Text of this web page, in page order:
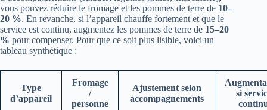
vous pouvez réduire le fromage et les pommes de terre de 10–
20 %. En revanche, si l’appareil chauffe fortement et que le
service est continu, augmentez les pommes de terre de 15–20
% pour compenser. Pour que ce soit plus lisible, voici un
tableau synthétique :
Type
d’appareil
Fromage
/
personne
Ajustement selon
accompagnements
si